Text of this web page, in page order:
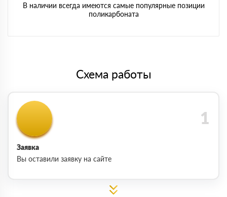
В наличии всегда имеются самые популярные позиции
поликарбоната
Схема работы
Заявка
Вы оставили заявку на сайте